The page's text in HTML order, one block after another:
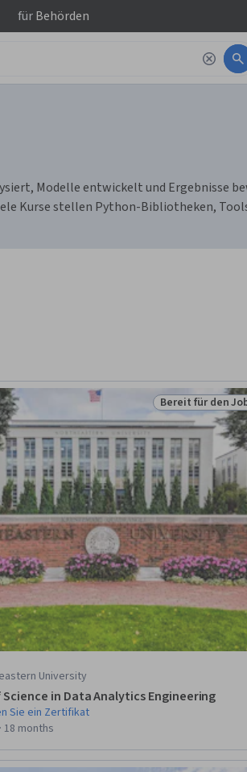
fürBehörden
Modelle entwickelt und Ergebnisse
Kurse stellen Python-Bibliotheken,
Status: Bereit
Bereit für den
University
Science in Data Analytics Engineering
Sie ein Zertifikat
18 months